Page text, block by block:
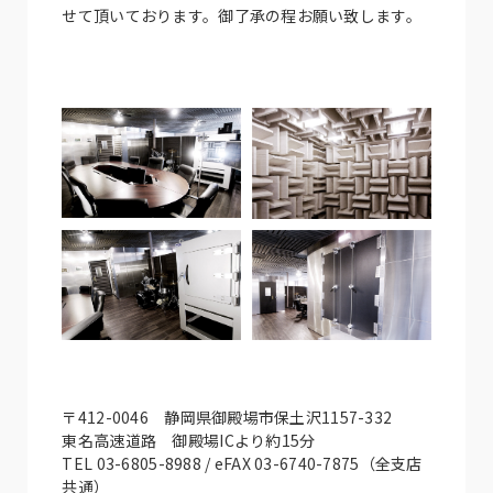
せて頂いております。御了承の程お願い致します。
〒412-0046 静岡県御殿場市保土沢1157-332
東名高速道路 御殿場ICより約15分
TEL 03-6805-8988 / eFAX 03-6740-7875（全支店
共通）